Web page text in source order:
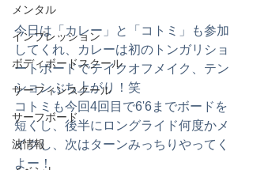
メンタル
インプレッション
ボディボードスクール
サーフィンスクール
サーフボード
波情報
今日は「カレー」と「コトミ」も参加
してくれ、カレーは初のトンガリショ
ートボードでテイクオフメイク、テン
ションぶち上がり！笑
コトミも今回4回目で6'6までボードを
短くし、後半にロングライド何度かメ
イクし、次はターンみっちりやってく
よー！